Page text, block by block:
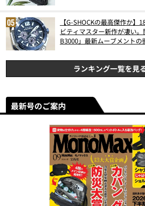
【G-SHOCKの最高傑作か】
ビティマスター新作が凄い
B3000」最新ムーブメントの
ランキング一覧を見
最新号のご案内